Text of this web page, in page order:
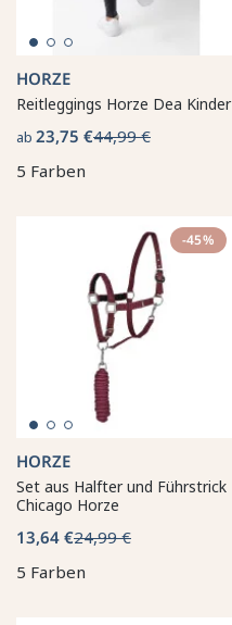
HORZE
Reitleggings Horze Dea Kinder
ab 23,75 €44,99 €
5 Farben
-45%
HORZE
Set aus Halfter und Führstrick
Chicago Horze
13,64 €24,99 €
5 Farben